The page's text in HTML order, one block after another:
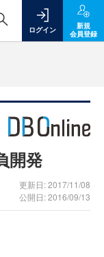
ログイン
新規
会員登録
開発
更新日: 2017/11/08
公開日: 2016/09/13